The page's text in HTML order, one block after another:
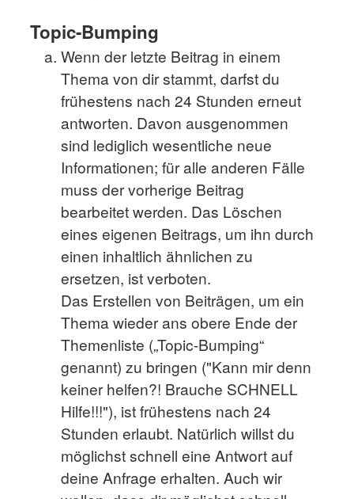
Topic-Bumping
Wenn der letzte Beitrag in einem
Thema von dir stammt, darfst du
frühestens nach 24 Stunden erneut
antworten. Davon ausgenommen
sind lediglich wesentliche neue
Informationen; für alle anderen Fälle
muss der vorherige Beitrag
bearbeitet werden. Das Löschen
eines eigenen Beitrags, um ihn durch
einen inhaltlich ähnlichen zu
ersetzen, ist verboten.
Das Erstellen von Beiträgen, um ein
Thema wieder ans obere Ende der
Themenliste („Topic-Bumping“
genannt) zu bringen ("Kann mir denn
keiner helfen?! Brauche SCHNELL
Hilfe!!!"), ist frühestens nach 24
Stunden erlaubt. Natürlich willst du
möglichst schnell eine Antwort auf
deine Anfrage erhalten. Auch wir